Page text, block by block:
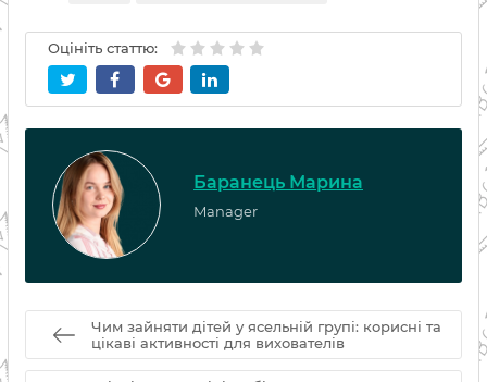
Оцініть статтю:
Баранець Марина
Manager
Чим зайняти дітей у ясельній групі: корисні та
цікаві активності для вихователів